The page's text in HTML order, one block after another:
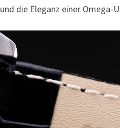
und die Eleganz einer Omega-